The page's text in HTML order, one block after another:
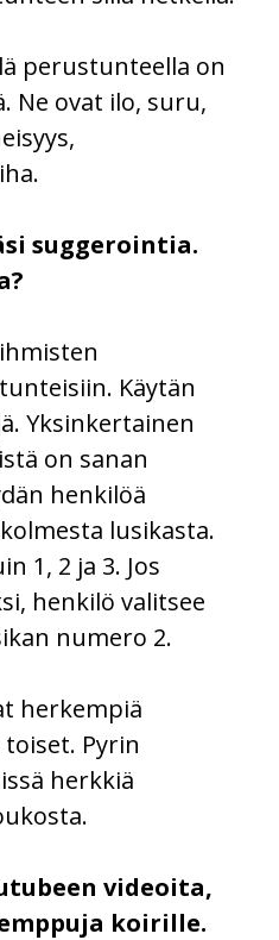
perustunteella on
Ne ovat ilo, suru,
suggerointia.
Käytän
Yksinkertainen
on sanan
henkilöä
lusikasta.
1, 2 ja 3. Jos
henkilö valitsee
numero 2.
herkempiä
Pyrin
herkkiä
videoita,
koirille.